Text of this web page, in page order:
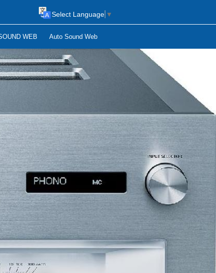
WEB Auto Sound Web
Select Language ▼